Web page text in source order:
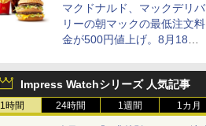
マクドナルド、マックデリバ
リーの朝マックの最低注文料
金が500円値上げ。8月18日
Impress Watchシリーズ 人気記事
1時間 24時間 1週間 1カ月